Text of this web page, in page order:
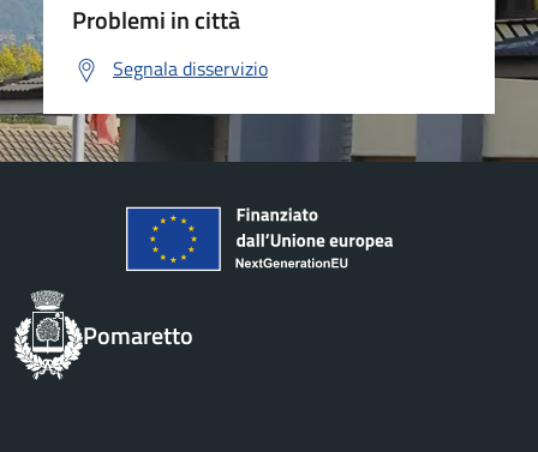
Problemi in città
Segnala disservizio
Pomaretto